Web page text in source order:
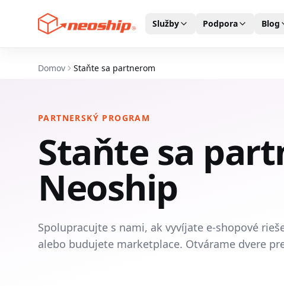
Služby Podpora Blog
Domov Staňte sa partnerom
PARTNERSKÝ PROGRAM
Staňte sa
Neoship
Spolupracujte s nami, ak vyvíjate e-shopové
alebo budujete marketplace. Otvárame dvere